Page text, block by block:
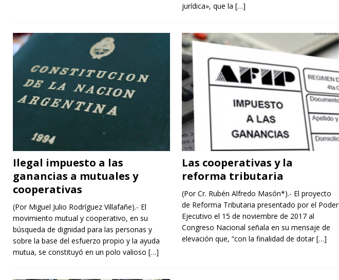
jurídica», que la […]
Ilegal impuesto a las
ganancias a mutuales y
cooperativas
(Por Miguel Julio Rodríguez Villafañe).- El
movimiento mutual y cooperativo, en su
búsqueda de dignidad para las personas y
sobre la base del esfuerzo propio y la ayuda
mutua, se constituyó en un polo valioso […]
Las cooperativas y la
reforma tributaria
(Por Cr. Rubén Alfredo Masón*).- El proyecto
de Reforma Tributaria presentado por el Poder
Ejecutivo el 15 de noviembre de 2017 al
Congreso Nacional señala en su mensaje de
elevación que, “con la finalidad de dotar[…]